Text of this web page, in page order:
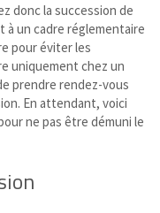
donc la succession de
à un cadre réglementaire
pour éviter les
uniquement chez un
prendre rendez-vous
En attendant, voici
ne pas être démuni le